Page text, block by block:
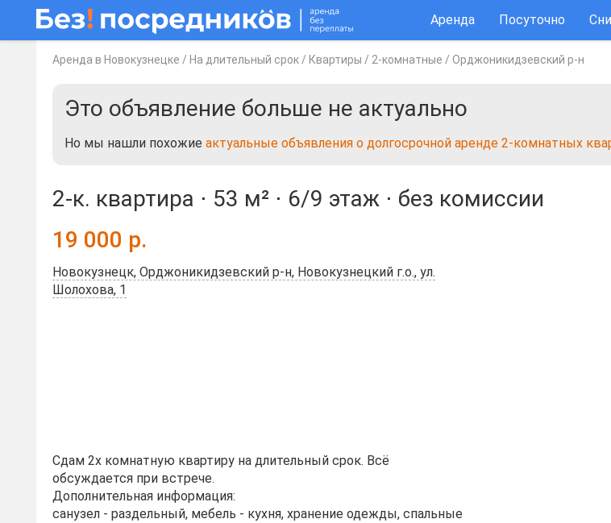
Аренда Посуточно
Аренда в Новокузнецке / На длительный срок / Квартиры / 2-комнатные / Орджоникидзевский р-н
Это объявление больше не актуально
Но мы нашли похожие актуальные объявления о долгосрочной аренде 2-комнатных
2-к. квартира ⋅ 53 м² ⋅ 6/9 этаж ⋅ без комиссии
19 000 р.
Новокузнецк, Орджоникидзевский р-н, Новокузнецкий г.о., ул.
Шолохова, 1
Сдам 2х комнатную квартиру на длительный срок. Всё
обсуждается при встрече.
Дополнительная информация:
санузел - раздельный, мебель - кухня, хранение одежды, спальные